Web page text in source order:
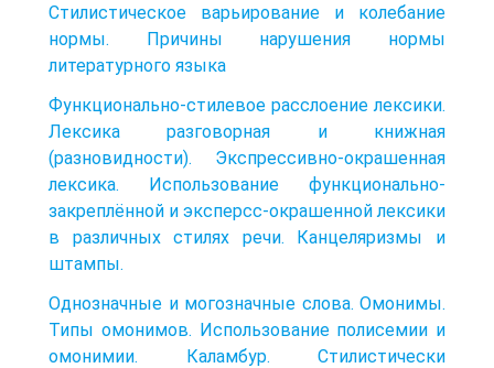
Стилистическое варьирование и колебание
нормы. Причины нарушения нормы
литературного языка
Функционально-стилевое расслоение лексики.
Лексика разговорная и книжная
(разновидности). Экспрессивно-окрашенная
лексика. Использование функционально-
закреплённой и эксперсс-окрашенной лексики
в различных стилях речи. Канцеляризмы и
штампы.
Однозначные и могозначные слова. Омонимы.
Типы омонимов. Использование полисемии и
омонимии. Каламбур. Стилистически